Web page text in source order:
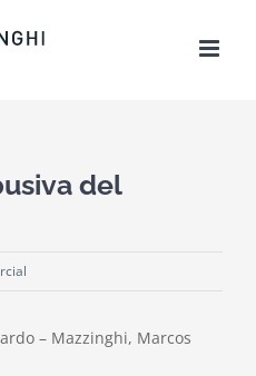
del
– Mazzinghi, Marcos